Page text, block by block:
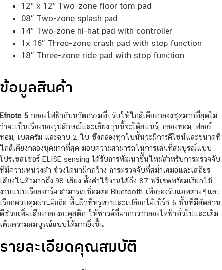
12″ x 12″ Two-zone floor tom pad
08″ Two-zone splash pad
14″ Two-zone hi-hat pad with controller
1x 16″ Three-zone crash pad with stop function
18″ Three-zone ride pad with stop function
ข้อมูลสินค้า
Efnote 5 กลองไฟฟ้ากับนวัตกรรมที่ปรับให้ใกล้เคียงกลองชุดมากที่สุดไม่
ว่าจะเป็นเรื่องของรูปลักษณ์และเสียง รุ่นนี้จะได้สแนร์, กลองทอม, ฟลอร์
ทอม, เบสดรัม และฉาบ 2 ใบ ซึ่งกลองทุกใบนั้นจะมีการดีไซน์และขนาดที่
ใกล้เคียงกลองชุดมากที่สุด มอบความสามารถในการเล่นที่สมบูรณ์แบบ
โปรเซสเซอร์ ELISE sensing ได้รับการพัฒนาขึ้นใหม่สำหรับการตรวจจับ
ที่มีความหน่วงต่ำ ช่วงไดนามิกกว้าง การตรวจจับที่สม่ำเสมอและเสถียร
เสียงในตัวมากถึง 98 เสียง ตั้งค่าใช้งานได้ถึง 87 พรีเซตพร้อมเรียกใช้
งานแบบเรียลทาร์ม สามารถเชื่อมต่อ Bluetooth เพื่อรองรับแอพต่างๆและ
เรียกควบคุมผ่านมือถือ พื้นผิวที่หรูหราและเปลือกไม้เบิร์ช 6 ชั้นที่มีสัดส่วน
ดีช่วยเพิ่มเสียงกลองอะคูสติก ให้ซาวด์ที่มากกว่ากลองไฟฟ้าทั่วไปและเติม
เต็มความสมบูรณ์แบบได้มากยิ่งขึ้น
รายละเอียดคุณสมบัติ